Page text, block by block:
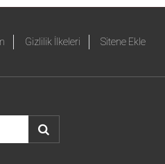
Gizlilik İlkeleri Sitene Ekle